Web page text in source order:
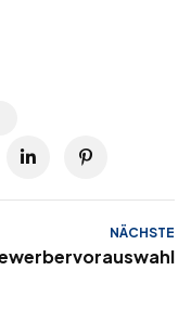
NÄCHSTE